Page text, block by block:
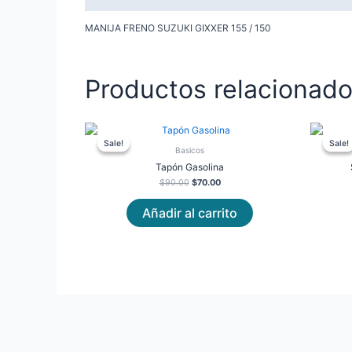
MANIJA FRENO SUZUKI GIXXER 155 / 150
Productos
Sale!
Sale!
Basicos
Tapón Gasolina
$90.00
Original
price
was:
$70.00
Current
price
Añadir al carrito
Sale!
Sale!